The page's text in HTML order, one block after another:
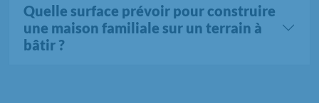
Quelle surface prévoir pour construire
une maison familiale sur un terrain à
bâtir ?